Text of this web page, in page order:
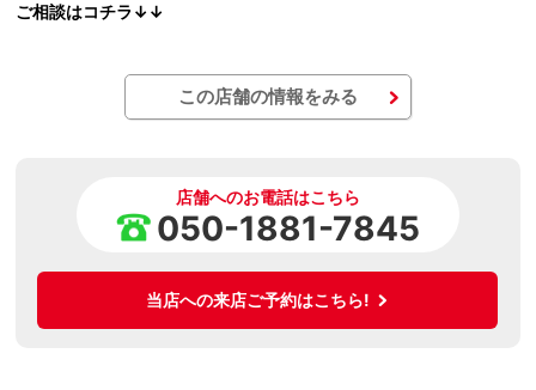
ご相談はコチラ↓↓
この店舗の情報をみる
店舗へのお電話はこちら
050-1881-7845
当店への来店ご予約はこちら!